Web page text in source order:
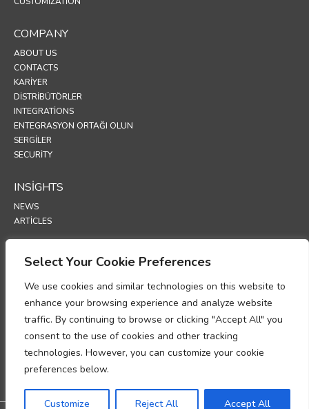
Select Your Cookie Preferences
We use cookies and similar technologies on this website to
enhance your browsing experience and analyze website
traffic. By continuing to browse or clicking "Accept All" you
consent to the use of cookies and other tracking
technologies. However, you can customize your cookie
preferences below.
Customize Reject All Accept All
COMPANY
ABOUT US
CONTACTS
KARIYER
DISTRIBÜTÖRLER
INTEGRATIONS
ENTEGRASYON ORTAĞI OLUN
SERGİLER
SECURITY
INSIGHTS
NEWS
ARTICLES
SUPPORT
POLICIES
GİZLİLİK POLİTİKASI
INFORMASJONSKAPSLER
KİŞİSEL VERİ İŞLEME UYUM MEMORANDUMU
VERİ İŞLEME EKİ